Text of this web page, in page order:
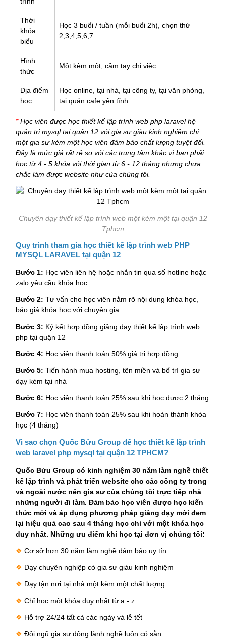
Thời
khóa
biểu
Học 3 buổi / tuần (mỗi buổi 2h), chọn thứ
2,3,4,5,6,7
Hình
thức
Một kèm một, cầm tay chỉ việc
Địa điểm
học
Học online, tại nhà, tại công ty, tại văn phòng,
tại quán cafe yên tĩnh
*Học viên được học thiết kế lập trình web php laravel hệ
quản trị mysql tại quận 12 với gia sư giàu kinh nghiệm chỉ
một gia sư kèm một học viên đảm bảo chất lượng tuyệt đối.
Đây là mức giá rất rẻ so với các trung tâm khác vì bạn phải
học từ 4 - 5 khóa với thời gian từ 6 - 12 tháng nhưng chưa
chắc làm được website như của chúng tôi.
Chuyên dạy thiết kế lập trình web một kèm một tại quận 12
Tphcm
Quy trình tham gia học thiết kế lập trình web PHP
MYSQL LARAVEL tại quận 12
Bước 1: Học viên liên hệ hoặc nhắn tin qua số hotline hoặc
zalo yêu cầu khóa học
Bước 2: Tư vấn cho học viên nắm rõ nội dung khóa học,
báo giá khóa học với chuyên gia
Bước 3: Ký kết hợp đồng giảng dạy thiết kế lập trình web
php tại quận 12
Bước 4: Học viên thanh toán 50% giá trị hợp đồng
Bước 5: Tiến hành mua hosting, tên miền và bố trí gia sư
dạy kèm tại nhà
Bước 6: Học viên thanh toán 25% sau khi học được 2 tháng
Bước 7: Học viên thanh toán 25% sau khi hoàn thành khóa
học (4 tháng)
Vì sao chọn Quốc Bửu Group để học thiết kế lập trình
web laravel php mysql tại quận 12 TPHCM?
Quốc Bửu Group có kinh nghiệm 30 năm làm nghề thiết
kế lập trình và phát triển website cho các công ty trong
và ngoài nước nên gia sư của chúng tôi trực tiếp nhà
những người đi làm. Đảm bảo học viên được học kiến
thức mới và áp dụng phương pháp giảng dạy mới đem
lại hiệu quả cao sau 4 tháng học chỉ với một khóa học
duy nhất. Những ưu điểm khi học tại đơn vị chúng tôi:
❖ Cơ sở hơn 30 năm làm nghề đảm bảo uy tín
❖ Dạy chuyên nghiệp có gia sư giàu kinh nghiệm
❖ Dạy tận nơi tại nhà một kèm một chất lượng
❖ Chỉ học một khóa duy nhất từ a - z
❖ Hỗ trợ 24/24 tất cả các ngày và lễ tết
❖ Đội ngũ gia sư đông lành nghề luôn có sẵn